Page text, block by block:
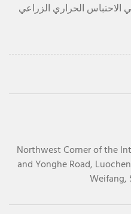
الحراري الزراعي
Northwest Corner of the
and Yonghe Road,
Weifang,